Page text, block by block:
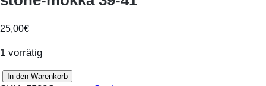
25,00€
1 vorrätig
In den Warenkorb